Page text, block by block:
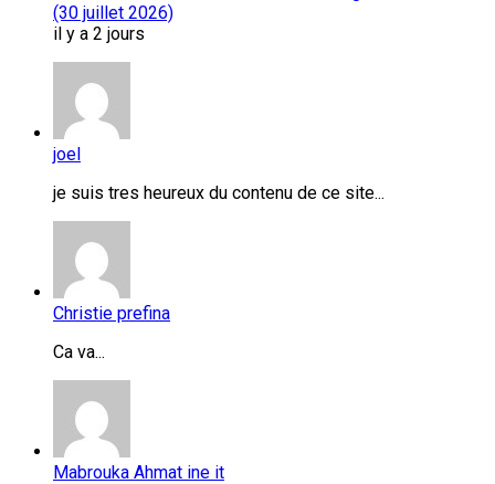
(30 juillet 2026)
il y a 2 jours
joel
je suis tres heureux du contenu de ce site...
Christie prefina
Ca va...
Mabrouka Ahmat ine it